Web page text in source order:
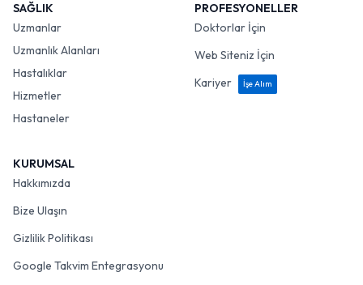
SAĞLIK
Uzmanlar
Uzmanlık Alanları
Hastalıklar
Hizmetler
Hastaneler
PROFESYONELLER
Doktorlar İçin
Web Siteniz İçin
Kariyer
İşe Alım
KURUMSAL
Hakkımızda
Bize Ulaşın
Gizlilik Politikası
Google Takvim Entegrasyonu